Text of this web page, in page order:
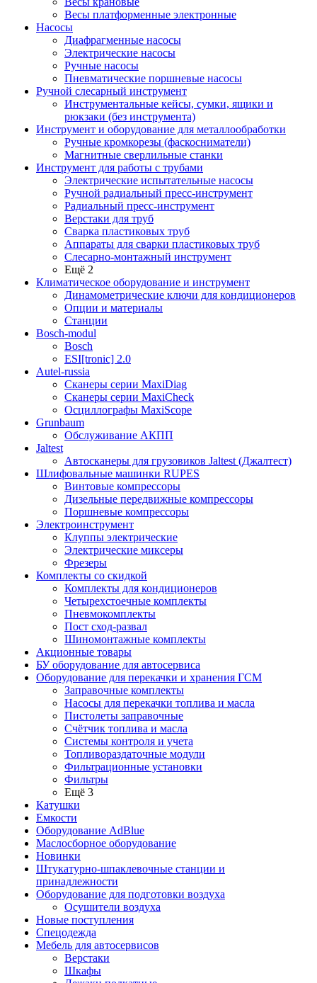
Весы платформенные электронные
Насосы
Диафрагменные насосы
Электрические насосы
Ручные насосы
Пневматические поршневые насосы
Ручной слесарный инструмент
Инструментальные кейсы, сумки, ящики и
рюкзаки (без инструмента)
Инструмент и оборудование для металлообработки
Ручные кромкорезы (фаскосниматели)
Магнитные сверлильные станки
Инструмент для работы с трубами
Электрические испытательные насосы
Ручной радиальный пресс-инструмент
Радиальный пресс-инструмент
Верстаки для труб
Сварка пластиковых труб
Аппараты для сварки пластиковых труб
Слесарно-монтажный инструмент
Ещё 2
Климатическое оборудование и инструмент
Динамометрические ключи для кондиционеров
Опции и материалы
Станции
Bosch-modul
Bosch
ESI[tronic] 2.0
Autel-russia
Сканеры серии MaxiDiag
Сканеры серии MaxiCheck
Осциллографы MaxiScope
Grunbaum
Обслуживание АКПП
Jaltest
Автосканеры для грузовиков Jaltest (Джалтест)
Шлифовальные машинки RUPES
Винтовые компрессоры
Дизельные передвижные компрессоры
Поршневые компрессоры
Электроинструмент
Клуппы электрические
Электрические миксеры
Фрезеры
Комплекты со скидкой
Комплекты для кондиционеров
Четырехстоечные комплекты
Пневмокомплекты
Пост сход-развал
Шиномонтажные комплекты
Акционные товары
БУ оборудование для автосервиса
Оборудование для перекачки и хранения ГСМ
Заправочные комплекты
Насосы для перекачки топлива и масла
Пистолеты заправочные
Счётчик топлива и масла
Системы контроля и учета
Топливораздаточные модули
Фильтрационные установки
Фильтры
Ещё 3
Катушки
Емкости
Оборудование AdBlue
Маслосборное оборудование
Новинки
Штукатурно-шпаклевочные станции и
принадлежности
Оборудование для подготовки воздуха
Осушители воздуха
Новые поступления
Спецодежда
Мебель для автосервисов
Верстаки
Шкафы